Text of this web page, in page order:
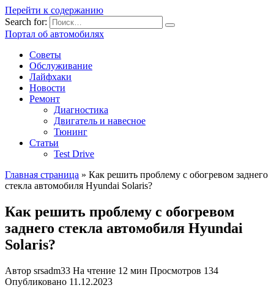
Перейти к содержанию
Search for:
Портал об автомобилях
Советы
Обслуживание
Лайфхаки
Новости
Ремонт
Диагностика
Двигатель и навесное
Тюнинг
Статьи
Test Drive
Главная страница » Как решить проблему с обогревом заднего
стекла автомобиля Hyundai Solaris?
Как решить проблему с обогревом
заднего стекла автомобиля Hyundai
Solaris?
Автор srsadm33 На чтение 12 мин Просмотров 134
Опубликовано 11.12.2023